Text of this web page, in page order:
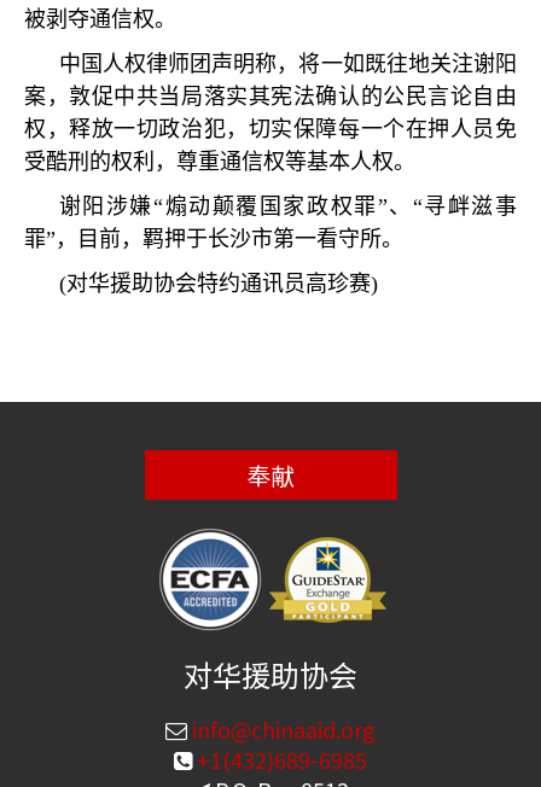
被剥夺通信权。
中国人权律师团声明称，将一如既往地关注谢阳
案，敦促中共当局落实其宪法确认的公民言论自由
权，释放一切政治犯，切实保障每一个在押人员免
受酷刑的权利，尊重通信权等基本人权。
谢阳涉嫌“煽动颠覆国家政权罪”、 “寻衅滋事
罪” ，目前，羁押于长沙市第一看守所。
(对华援助协会特约通讯员高珍赛)
奉献
对华援助协会
info@chinaaid.org
+1(432)689-6985